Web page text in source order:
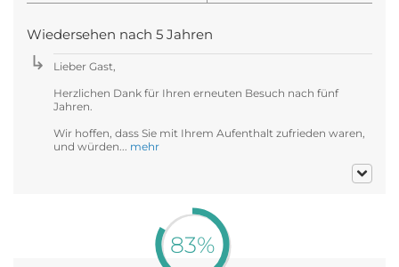
Wiedersehen nach 5 Jahren
Lieber Gast,
Herzlichen Dank für Ihren erneuten Besuch nach fünf
Jahren.
Wir hoffen, dass Sie mit Ihrem Aufenthalt zufrieden waren,
und würden... mehr
83%